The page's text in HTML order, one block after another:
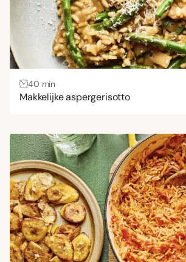
40 min
Makkelijke aspergerisotto